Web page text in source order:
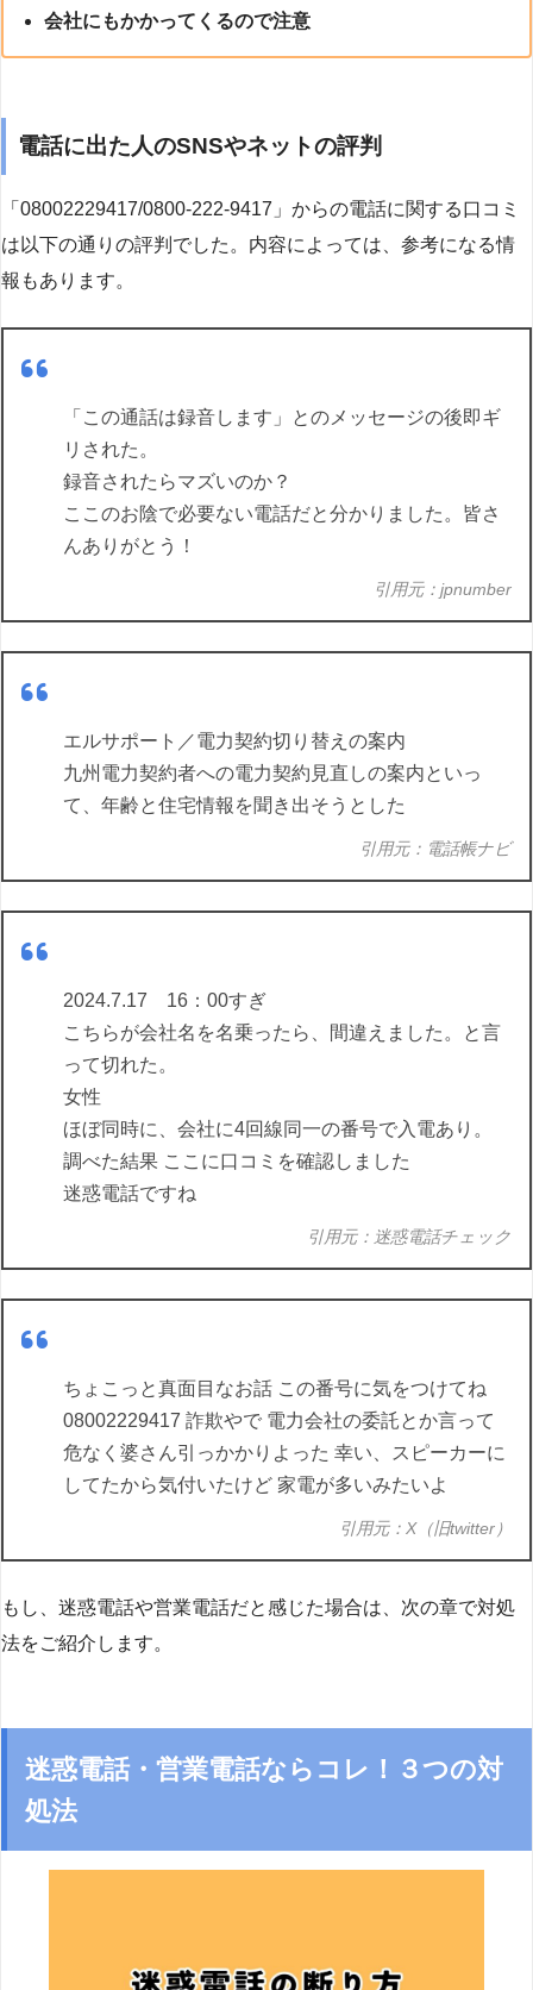
会社にもかかってくるので注意
電話に出た人のSNSやネットの評判
「08002229417/0800-222-9417」からの電話に関する口コミ
は以下の通りの評判でした。内容によっては、参考になる情
報もあります。
「この通話は録音します」とのメッセージの後即ギ
リされた。
録音されたらマズいのか？
ここのお陰で必要ない電話だと分かりました。皆さ
んありがとう！
引用元：jpnumber
エルサポート／電力契約切り替えの案内
九州電力契約者への電力契約見直しの案内といっ
て、年齢と住宅情報を聞き出そうとした
引用元：電話帳ナビ
2024.7.17 16：00すぎ
こちらが会社名を名乗ったら、間違えました。と言
って切れた。
女性
ほぼ同時に、会社に4回線同一の番号で入電あり。
調べた結果 ここに口コミを確認しました
迷惑電話ですね
引用元：迷惑電話チェック
ちょこっと真面目なお話 この番号に気をつけてね
08002229417 詐欺やで 電力会社の委託とか言って
危なく婆さん引っかかりよった 幸い、スピーカーに
してたから気付いたけど 家電が多いみたいよ
引用元：X（旧twitter）
もし、迷惑電話や営業電話だと感じた場合は、次の章で対処
法をご紹介します。
迷惑電話・営業電話ならコレ！３つの対
処法